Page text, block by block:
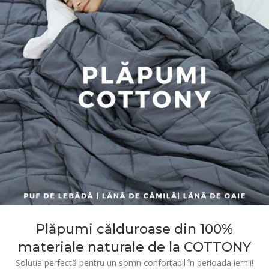
Plăpumi călduroase din 100%
materiale naturale de la COTTONY
Soluția perfectă pentru un somn confortabil în perioada iernii!